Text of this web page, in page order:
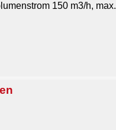
150 m3/h, max.